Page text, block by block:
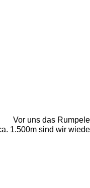
Vor uns das
1.500m sind wir